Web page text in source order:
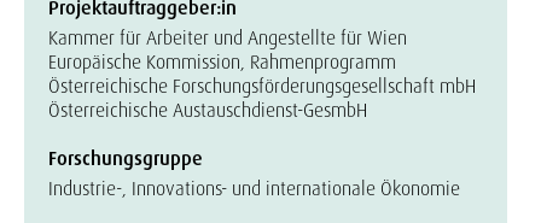
Projektauftraggeber:in
Kammer für Arbeiter und Angestellte für Wien
Europäische Kommission, Rahmenprogramm
Österreichische Forschungsförderungsgesellschaft mbH
Österreichische Austauschdienst-GesmbH
Forschungsgruppe
Industrie-, Innovations- und internationale Ökonomie